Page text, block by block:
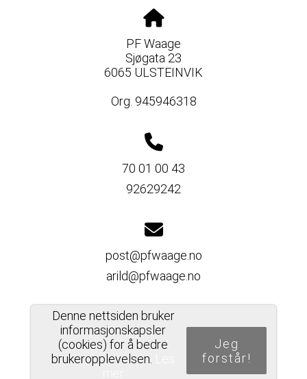
PF Waage
Sjøgata 23
6065 ULSTEINVIK
Org. 945946318
70 01 00 43
92629242
post@pfwaage.no
arild@pfwaage.no
Del nettside
Denne nettsiden bruker
informasjonskapsler
(cookies) for å bedre
brukeropplevelsen.
Jeg
forstår!